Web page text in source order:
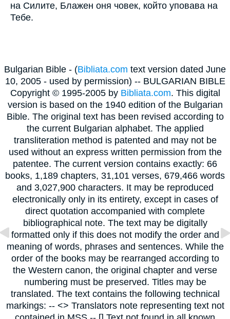
на Силите, Блажен оня човек, който уповава на
Тебе.
Bulgarian Bible - (Bibliata.com text version dated June
10, 2005 - used by permission) -- BULGARIAN BIBLE
Copyright © 1995-2005 by Bibliata.com. This digital
version is based on the 1940 edition of the Bulgarian
Bible. The original text has been revised according to
the current Bulgarian alphabet. The applied
transliteration method is patented and may not be
used without an express written permission from the
patentee. The current version contains exactly: 66
books, 1,189 chapters, 31,101 verses, 679,466 words
and 3,027,900 characters. It may be reproduced
electronically only in its entirety, except in cases of
direct quotation accompanied with complete
bibliographical note. The text may be digitally
formatted only if this does not modify the order and
meaning of words, phrases and sentences. While the
order of the books may be rearranged according to
the Western canon, the original chapter and verse
numbering must be preserved. Titles may be
translated. The text contains the following technical
markings: -- <> Translators note representing text not